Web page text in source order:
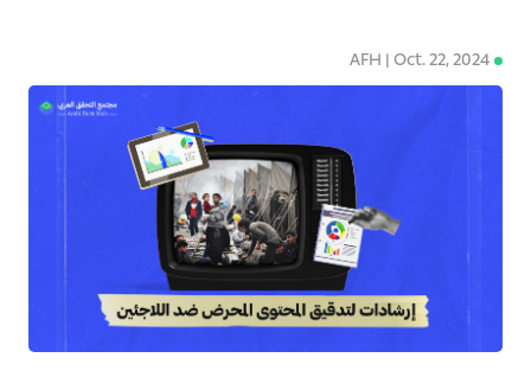
4
AFH | Oct. 22, 2024